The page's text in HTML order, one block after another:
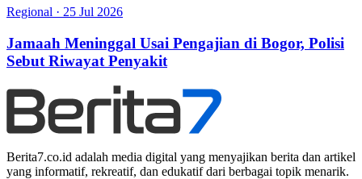
Regional · 25 Jul 2026
Jamaah Meninggal Usai Pengajian di Bogor, Polisi
Sebut Riwayat Penyakit
Berita7.co.id adalah media digital yang menyajikan berita dan artikel
yang informatif, rekreatif, dan edukatif dari berbagai topik menarik.